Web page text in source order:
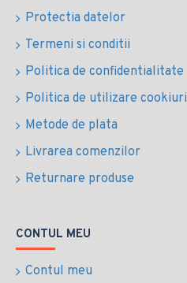
Protectia datelor
Termeni si conditii
Politica de confidentialitate
Politica de utilizare cookiuri
Metode de plata
Livrarea comenzilor
Returnare produse
CONTUL MEU
Contul meu